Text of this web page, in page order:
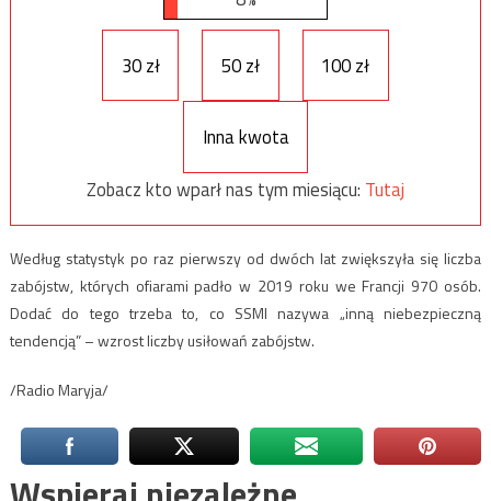
30 zł 50 zł 100 zł
Inna kwota
Zobacz kto wparł nas tym miesiącu: Tutaj
Według statystyk po raz pierwszy od dwóch lat zwiększyła się liczba
zabójstw, których ofiarami padło w 2019 roku we Francji 970 osób.
Dodać do tego trzeba to, co SSMI nazywa „inną niebezpieczną
tendencją” – wzrost liczby usiłowań zabójstw.
/Radio Maryja/